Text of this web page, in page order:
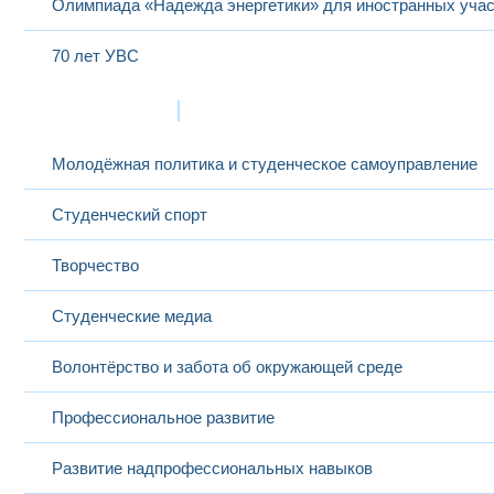
Олимпиада «Надежда энергетики» для иностранных
70 лет УВС
Молодёжная политика и студенческое самоуправление
Студенческий спорт
Творчество
Студенческие медиа
Волонтёрство и забота об окружающей среде
Профессиональное развитие
Развитие надпрофессиональных навыков